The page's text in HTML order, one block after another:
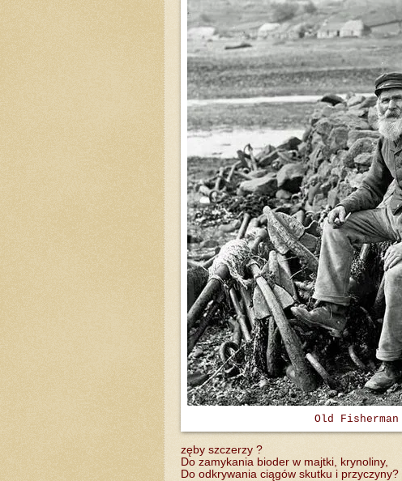
Old Fisherman
zęby szczerzy ?
Do zamykania bioder w majtki, krynoliny,
Do odkrywania ciągów skutku i przyczyny?